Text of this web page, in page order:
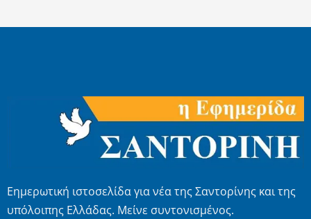
Εημερωτική ιστοσελίδα για νέα της Σαντορίνης και της
υπόλοιπης Ελλάδας. Μείνε συντονισμένος.